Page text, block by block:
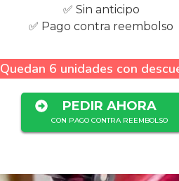
✅ Sin anticipo
✅ Pago contra reembolso
Quedan 6 unidades con
PEDIR AHORA
CON PAGO CONTRA REEMBOLSO